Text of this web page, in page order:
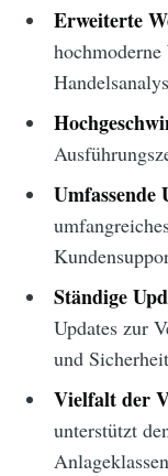
Erweiterte
Umfassende
Ständige
Updates zur
und
Vielfalt der
unterstützt